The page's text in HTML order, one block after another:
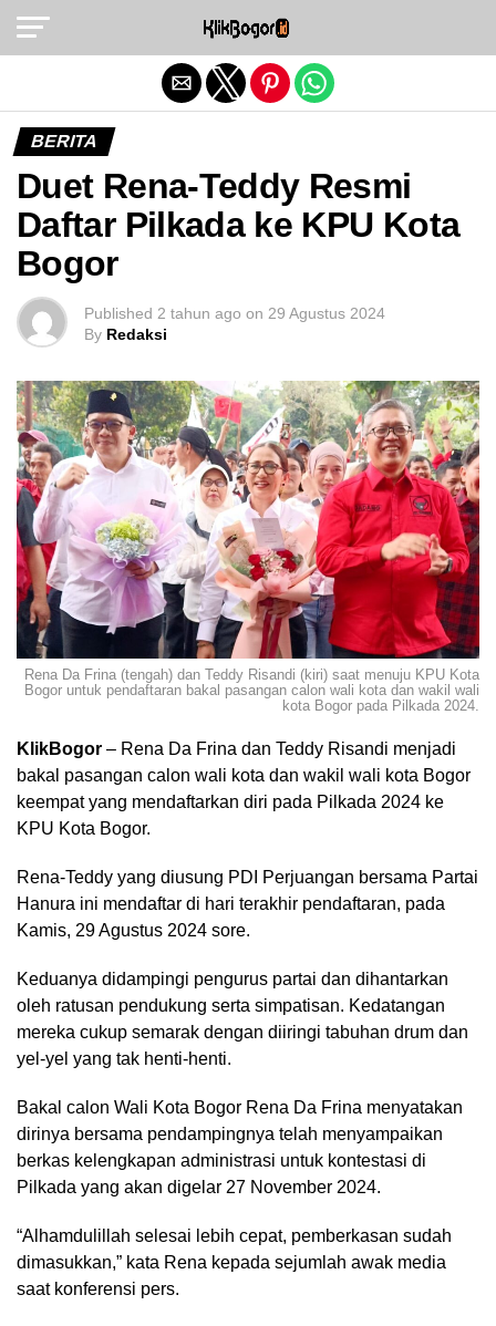
BERITA
Duet Rena-Teddy Resmi
Daftar Pilkada ke KPU Kota
Bogor
Published 2 tahun ago on 29 Agustus 2024
By Redaksi
Rena Da Frina (tengah) dan Teddy Risandi (kiri) saat menuju KPU Kota
Bogor untuk pendaftaran bakal pasangan calon wali kota dan wakil wali
kota Bogor pada Pilkada 2024.
KlikBogor – Rena Da Frina dan Teddy Risandi menjadi
bakal pasangan calon wali kota dan wakil wali kota Bogor
keempat yang mendaftarkan diri pada Pilkada 2024 ke
KPU Kota Bogor.
Rena-Teddy yang diusung PDI Perjuangan bersama Partai
Hanura ini mendaftar di hari terakhir pendaftaran, pada
Kamis, 29 Agustus 2024 sore.
Keduanya didampingi pengurus partai dan dihantarkan
oleh ratusan pendukung serta simpatisan. Kedatangan
mereka cukup semarak dengan diiringi tabuhan drum dan
yel-yel yang tak henti-henti.
Bakal calon Wali Kota Bogor Rena Da Frina menyatakan
dirinya bersama pendampingnya telah menyampaikan
berkas kelengkapan administrasi untuk kontestasi di
Pilkada yang akan digelar 27 November 2024.
“Alhamdulillah selesai lebih cepat, pemberkasan sudah
dimasukkan,” kata Rena kepada sejumlah awak media
saat konferensi pers.
Exit mobile version